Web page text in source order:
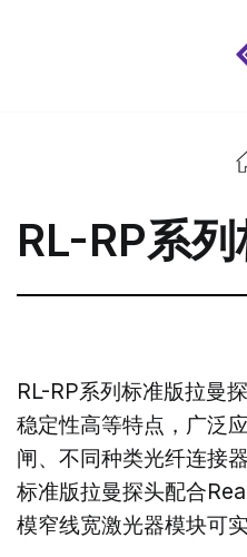
RL-RP系
RL-RP系列标准版拉曼
稳定性高等特点，广泛
闸、不同种类光纤连接
标准版拉曼探头配合
模窄线宽激光器模块可